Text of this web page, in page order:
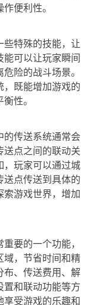
便利性。
些特殊的技能，让
能可以让玩家瞬间
险的战斗场景。
，既能增加游戏的
性。
的传送系统通常会
送点之间的联动关
，玩家可以通过城
送点传送到具体的
索游戏世界，增加
要的一个功能，
域，节省时间和精
布、传送费用、解
置和联动功能等方
享受游戏的乐趣和